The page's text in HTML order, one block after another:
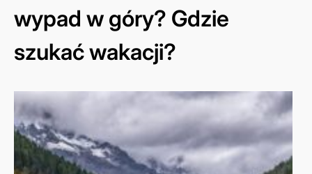
wypad w góry? Gdzie
szukać wakacji?